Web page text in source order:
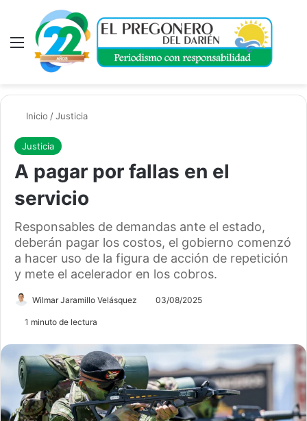
Menú
Inicio /Justicia
Justicia
A pagar por fallas en el
servicio
Responsables de demandas ante el estado,
deberán pagar los costos, el gobierno comenzó
a hacer uso de la figura de acción de repetición
y mete el acelerador en los cobros.
Wilmar Jaramillo Velásquez 03/08/2025
1 minuto de lectura